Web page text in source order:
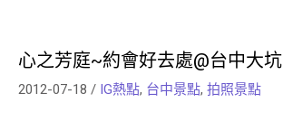
心之芳庭~約會好去處@台中大坑
2012-07-18 / IG熱點, 台中景點, 拍照景點